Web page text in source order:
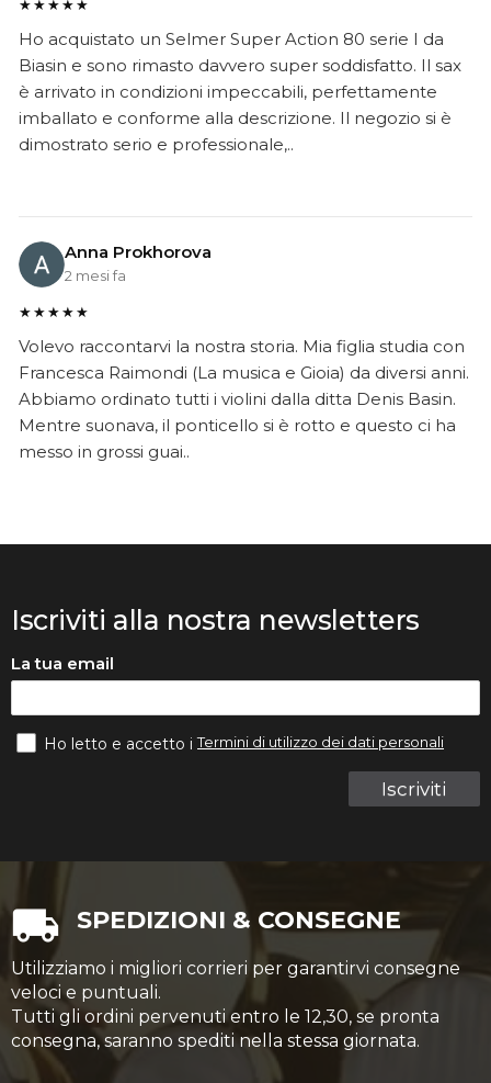
★★★★★
Ho acquistato un Selmer Super Action 80 serie I da
Biasin e sono rimasto davvero super soddisfatto. Il sax
è arrivato in condizioni impeccabili, perfettamente
imballato e conforme alla descrizione. Il negozio si è
dimostrato serio e professionale,..
Anna Prokhorova
2 mesi fa
★★★★★
Volevo raccontarvi la nostra storia. Mia figlia studia con
Francesca Raimondi (La musica e Gioia) da diversi anni.
Abbiamo ordinato tutti i violini dalla ditta Denis Basin.
Mentre suonava, il ponticello si è rotto e questo ci ha
messo in grossi guai..
Iscriviti alla nostra newsletters
La tua email
Iscriviti
Ho letto e accetto iTermini di utilizzo dei dati personali
SPEDIZIONI & CONSEGNE
Utilizziamo i migliori corrieri per garantirvi consegne
veloci e puntuali.
Tutti gli ordini pervenuti entro le 12,30, se pronta
consegna, saranno spediti nella stessa giornata.